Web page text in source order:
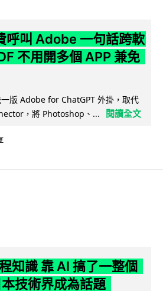
呼叫 Adobe 一句話跨軟
不用開多個 APP 兼免
版 Adobe for ChatGPT 外掛，取代
，將 Photoshop、...
閱讀全文
知識 靠 AI 搞了一整個
技術界成為話題